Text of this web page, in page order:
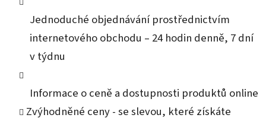
Jednoduché objednávání prostřednictvím
internetového obchodu – 24 hodin denně, 7 dní
v týdnu
Informace o ceně a dostupnosti produktů online
Zvýhodněné ceny - se slevou, které získáte